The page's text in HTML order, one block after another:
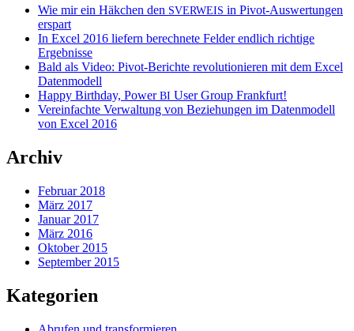
Wie mir ein Häkchen den SVERWEIS in Pivot-Auswertungen
erspart
In Excel 2016 liefern berechnete Felder endlich richtige
Ergebnisse
Bald als Video: Pivot-Berichte revolutionieren mit dem Excel
Datenmodell
Happy Birthday, PowerBI User Group Frankfurt!
Vereinfachte Verwaltung von Beziehungen im Datenmodell
von Excel 2016
Archiv
Februar 2018
März 2017
Januar 2017
März 2016
Oktober 2015
September 2015
Kategorien